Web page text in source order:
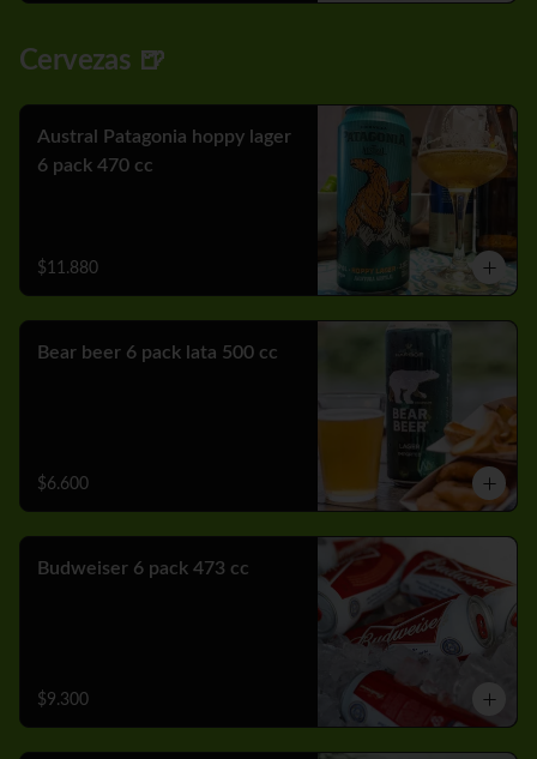
Cervezas 🍺
Austral Patagonia hoppy lager
6 pack 470 cc
$11.880
Bear beer 6 pack lata 500 cc
$6.600
Budweiser 6 pack 473 cc
$9.300